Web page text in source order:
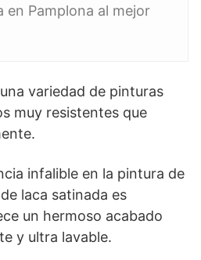
en Pamplona al mejor
variedad de pinturas
muy resistentes que
infalible en la pintura de
laca satinada es
un hermoso acabado
y ultra lavable.